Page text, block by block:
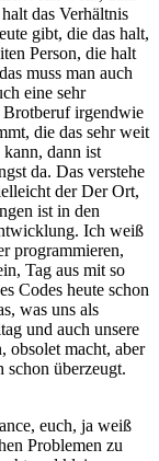
das Verhältnis
gibt, die das halt,
Person, die halt
muss man auch
eine sehr
Brotberuf irgendwie
die das sehr weit
kann, dann ist
da. Das verstehe
der Der Ort,
ist in den
Ich weiß
programmieren,
Tag aus mit so
Codes heute schon
was uns als
und auch unsere
obsolet macht, aber
überzeugt.
euch, ja weiß
Problemen zu